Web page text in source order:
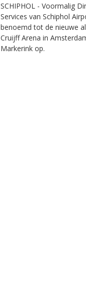
SCHIPHOL - Voormalig
Services van Schiphol
benoemd tot de nieuwe
Cruijff Arena in
Markerink op.